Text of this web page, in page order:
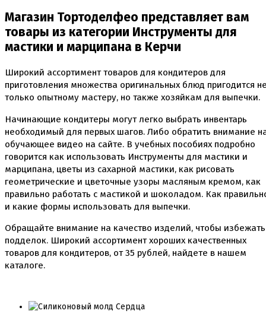
Красители Украса жирорастворимые
Красители гелевые Kreda
Красители распылители
Пищевая гуашь
Сверкающие красители Metallic
Сухие красители высокого качества
Съедобные фломастеры карандаши
Креманки, Топпинги, Сиропы, Формы для мороженого
Креманки
Топпинги, сиропы
Формы для мороженного
Мастика Марципан Паста для лепки
Мастика для торта
Наборы для моделирования
Наборы плунжеров
Ножи для кондитера
Оптом товары для кондитеров
Оранжевые красители
Ангелочки
Магазин Тортоделфео представляет вам
товары из категории Инструменты для
мастики и марципана в Керчи
Широкий ассортимент товаров для кондитеров для
приготовления множества оригинальных блюд пригодится
только опытному мастеру, но также хозяйкам для выпечки.
Начинающие кондитеры могут легко выбрать инвентарь
необходимый для первых шагов. Либо обратить внимание
обучающее видео на сайте. В учебных пособиях подробно
говорится как использовать Инструменты для мастики и
марципана, цветы из сахарной мастики, как рисовать
геометрические и цветочные узоры масляным кремом, как
правильно работать с мастикой и шоколадом. Как
и какие формы использовать для выпечки.
Обращайте внимание на качество изделий, чтобы избежать
подделок. Широкий ассортимент хороших качественных
товаров для кондитеров, от35 рублей, найдете в нашем
каталоге.